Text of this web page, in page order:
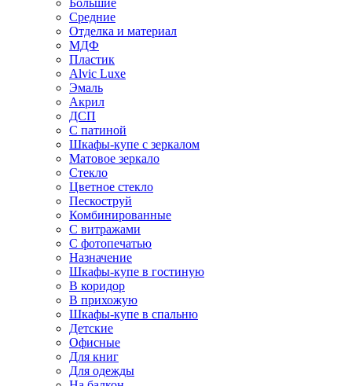
Большие
Средние
Отделка и материал
МДФ
Пластик
Alvic Luxe
Эмаль
Акрил
ДСП
С патиной
Шкафы-купе с зеркалом
Матовое зеркало
Стекло
Цветное стекло
Пескоструй
Комбинированные
С витражами
С фотопечатью
Назначение
Шкафы-купе в гостиную
В коридор
В прихожую
Шкафы-купе в спальню
Детские
Офисные
Для книг
Для одежды